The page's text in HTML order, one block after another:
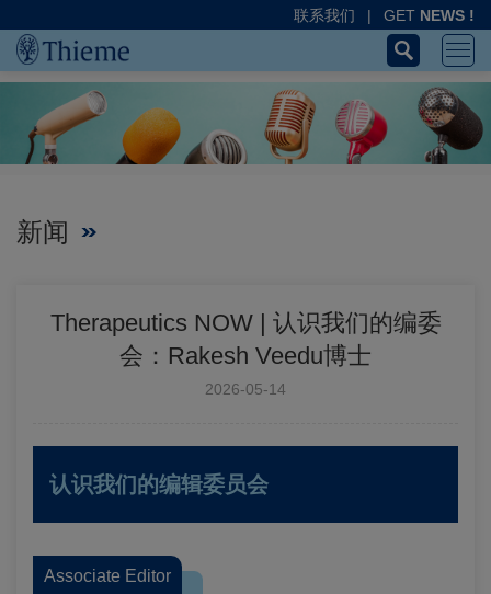
联系我们 | GET NEWS !
新闻
Therapeutics NOW | 认识我们的编委
会：Rakesh Veedu博士
2026-05-14
认识我们的编辑委员会
Associate Editor